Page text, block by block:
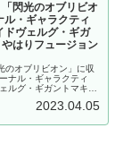
閃光のオブリビオ
ル・ギャラクティ
ドヴェルグ・ギガ
はりフュージョン
のオブリビオン」に収
ナル・ギャラクティ
ルグ・ギガントマキ
2023.04.05